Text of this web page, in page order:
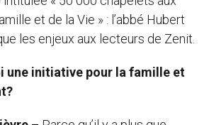
et de la Vie » : l’abbé Hubert
les enjeux aux lecteurs de Zenit.
une initiative pour la famille et